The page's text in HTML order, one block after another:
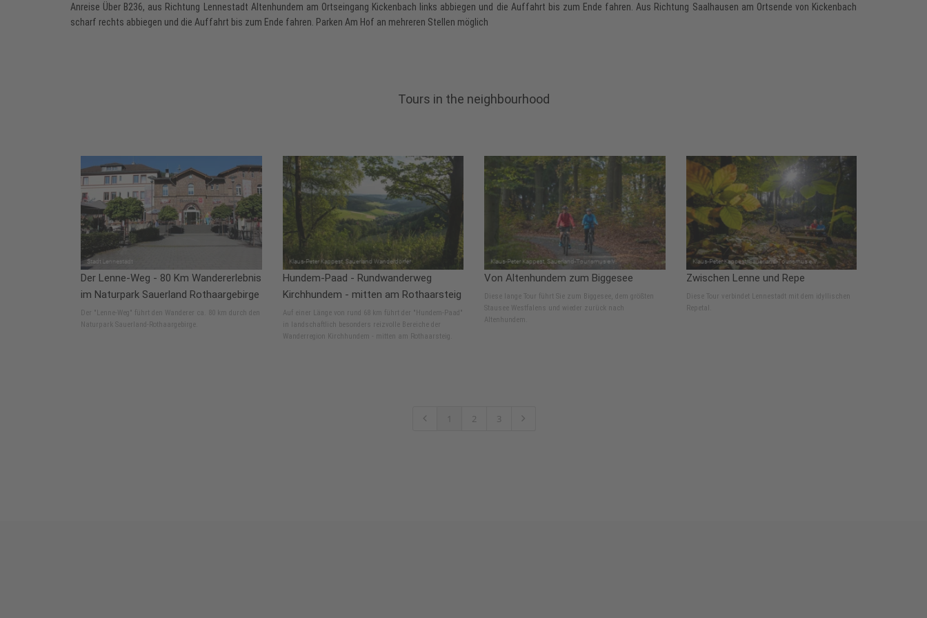
Anreise Über B236, aus Richtung Lennestadt Altenhundem am Ortseingang Kickenbach links abbiegen und die Auffahrt bis zum Ende fahren. Aus Richtung Saalhausen am Ortsende von Kickenbach
scharf rechts abbiegen und die Auffahrt bis zum Ende fahren. Parken Am Hof an mehreren Stellen möglich
Tours in the neighbourhood
Der Lenne-Weg - 80 Km Wandererlebnis
im Naturpark Sauerland Rothaargebirge
Der "Lenne-Weg" führt den Wanderer ca. 80 km durch den
Naturpark Sauerland-Rothaargebirge.
Hundem-Paad - Rundwanderweg
Kirchhundem - mitten am Rothaarsteig
Auf einer Länge von rund 68 km führt der "Hundem-Paad"
in landschaftlich besonders reizvolle Bereiche der
Wanderregion Kirchhundem - mitten am Rothaarsteig.
Von Altenhundem zum Biggesee
Diese lange Tour führt Sie zum Biggesee, dem größten
Stausee Westfalens und wieder zurück nach
Altenhundem.
Zwischen Lenne und Repe
Diese Tour verbindet Lennestadt mit dem idyllischen
Repetal.
1 2 3